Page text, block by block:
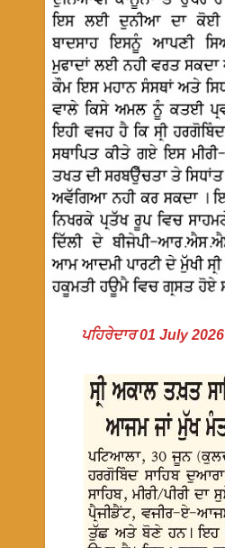
ਪਹਿਰੇਦਾਰ 01 July 2026